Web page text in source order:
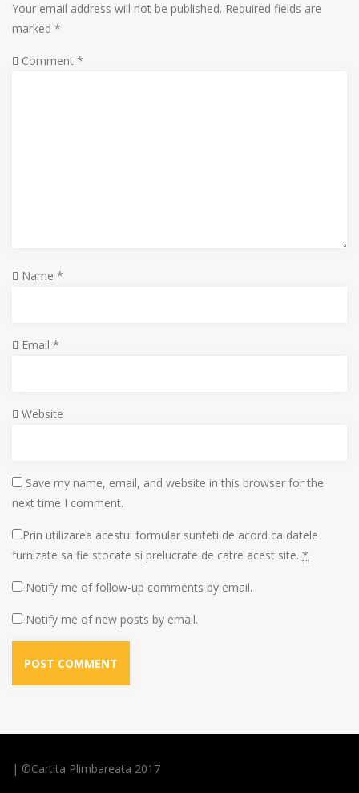
Saxifraga rotundifolia / Ochii soricelului ? / iulie /
Muntii Fagaras / Huawei P10Lite
Your email address will not be published. Required fields are
marked *
Comment *
Name *
Email *
Website
Save my name, email, and website in this browser for the
next time I comment.
Prin utilizarea acestui formular sunteti de acord ca datele
furnizate sa fie stocate si prelucrate de catre acest site. *
Notify me of follow-up comments by email.
Notify me of new posts by email.
| ©Cartita Plimbareata 2017